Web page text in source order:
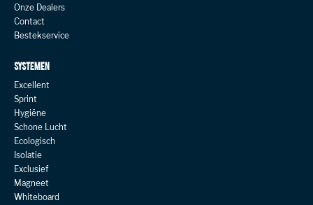
Onze Dealers
Contact
Bestekservice
SYSTEMEN
Excellent
Sprint
Hygiëne
Schone Lucht
Ecologisch
Isolatie
Exclusief
Magneet
Whiteboard